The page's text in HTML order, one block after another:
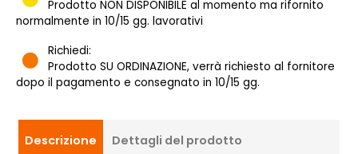
Prodotto NON DISPONIBILE al momento ma rifornito
normalmente in 10/15 gg. lavorativi
Richiedi:
Prodotto SU ORDINAZIONE, verrà richiesto al fornitore
dopo il pagamento e consegnato in 10/15 gg.
Descrizione Dettagli del prodotto